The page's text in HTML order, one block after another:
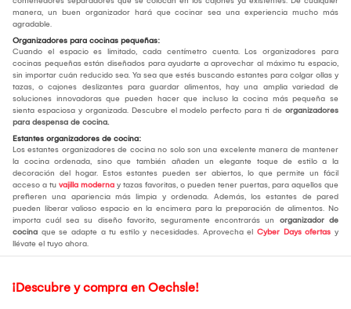
manera, un buen organizador hará que cocinar sea una experiencia mucho más
agradable.
Organizadores para cocinas pequeñas:
Cuando el espacio es limitado, cada centímetro cuenta. Los organizadores para
cocinas pequeñas están diseñados para ayudarte a aprovechar al máximo tu espacio,
sin importar cuán reducido sea. Ya sea que estés buscando estantes para colgar ollas y
tazas, o cajones deslizantes para guardar alimentos, hay una amplia variedad de
soluciones innovadoras que pueden hacer que incluso la cocina más pequeña se
sienta espaciosa y organizada. Descubre el modelo perfecto para ti de organizadores
para despensa de cocina.
Estantes organizadores de cocina:
Los estantes organizadores de cocina no solo son una excelente manera de mantener
la cocina ordenada, sino que también añaden un elegante toque de estilo a la
decoración del hogar. Estos estantes pueden ser abiertos, lo que permite un fácil
acceso a tu vajilla moderna y tazas favoritas, o pueden tener puertas, para aquellos que
prefieren una apariencia más limpia y ordenada. Además, los estantes de pared
pueden liberar valioso espacio en la encimera para la preparación de alimentos. No
importa cuál sea su diseño favorito, seguramente encontrarás un organizador de
cocina que se adapte a tu estilo y necesidades. Aprovecha el Cyber Days ofertas y
llévate el tuyo ahora.
¡Descubre y compra en Oechsle!